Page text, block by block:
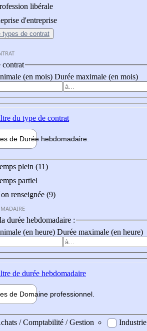
libérale
d'entreprise
types de contrat
contrat
(en mois) Durée maximale (en mois)
du type de contrat
de Durée hebdomadaire
plein (11)
partiel
renseignée (9)
durée hebdomadaire :
(en heure) Durée maximale (en heure)
de durée hebdomadaire
de Domaine professionnel
/ Comptabilité / Gestion
Industrie